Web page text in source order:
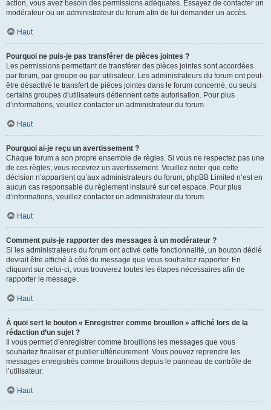
action, vous avez besoin des permissions adéquates. Essayez de contacter un
modérateur ou un administrateur du forum afin de lui demander un accès.
Haut
Pourquoi ne puis-je pas transférer de pièces jointes ?
Les permissions permettant de transférer des pièces jointes sont accordées
par forum, par groupe ou par utilisateur. Les administrateurs du forum ont peut-
être désactivé le transfert de pièces jointes dans le forum concerné, ou seuls
certains groupes d’utilisateurs détiennent cette autorisation. Pour plus
d’informations, veuillez contacter un administrateur du forum.
Haut
Pourquoi ai-je reçu un avertissement ?
Chaque forum a son propre ensemble de règles. Si vous ne respectez pas une
de ces règles, vous recevrez un avertissement. Veuillez noter que cette
décision n’appartient qu’aux administrateurs du forum, phpBB Limited n’est en
aucun cas responsable du règlement instauré sur cet espace. Pour plus
d’informations, veuillez contacter un administrateur du forum.
Haut
Comment puis-je rapporter des messages à un modérateur ?
Si les administrateurs du forum ont activé cette fonctionnalité, un bouton dédié
devrait être affiché à côté du message que vous souhaitez rapporter. En
cliquant sur celui-ci, vous trouverez toutes les étapes nécessaires afin de
rapporter le message.
Haut
À quoi sert le bouton « Enregistrer comme brouillon » affiché lors de la
rédaction d’un sujet ?
Il vous permet d’enregistrer comme brouillons les messages que vous
souhaitez finaliser et publier ultérieurement. Vous pouvez reprendre les
messages enregistrés comme brouillons depuis le panneau de contrôle de
l’utilisateur.
Haut